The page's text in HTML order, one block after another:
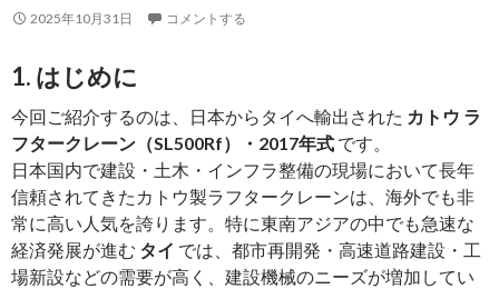
2025年10月31日 コメントする
1. はじめに
今回ご紹介するのは、日本からタイへ輸出された カトウ ラ
フタークレーン（SL500Rf）・2017年式 です。
日本国内で建設・土木・インフラ整備の現場において長年
信頼されてきたカトウ製ラフタークレーンは、海外でも非
常に高い人気を誇ります。特に東南アジアの中でも急速な
経済発展が進む タイ では、都市再開発・高速道路建設・工
場新設などの需要が高く、建設機械のニーズが増加してい